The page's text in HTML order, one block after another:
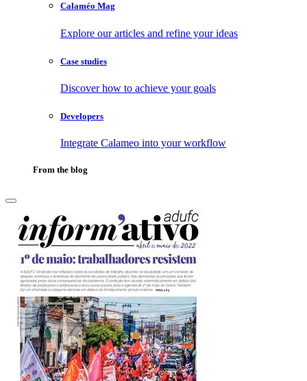
Calaméo Mag
Explore our articles and refine your ideas
Case studies
Discover how to achieve your goals
Developers
Integrate Calameo into your workflow
From the blog